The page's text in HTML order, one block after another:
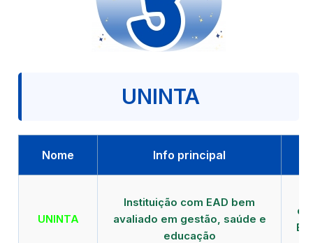
UNINTA
Nome Info principal
UNINTA
Instituição com EAD bem
avaliado em gestão, saúde e
educação